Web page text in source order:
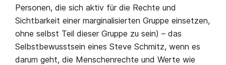
Personen, die sich aktiv für die Rechte und
Sichtbarkeit einer marginalisierten Gruppe einsetzen,
ohne selbst Teil dieser Gruppe zu sein) – das
Selbstbewusstsein eines Steve Schmitz, wenn es
darum geht, die Menschenrechte und Werte wie